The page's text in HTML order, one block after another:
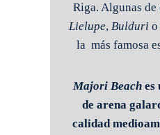
Riga. Algunas de
Lielupe, Bulduri o
la más famosa
Majori Beach es
de arena
calidad